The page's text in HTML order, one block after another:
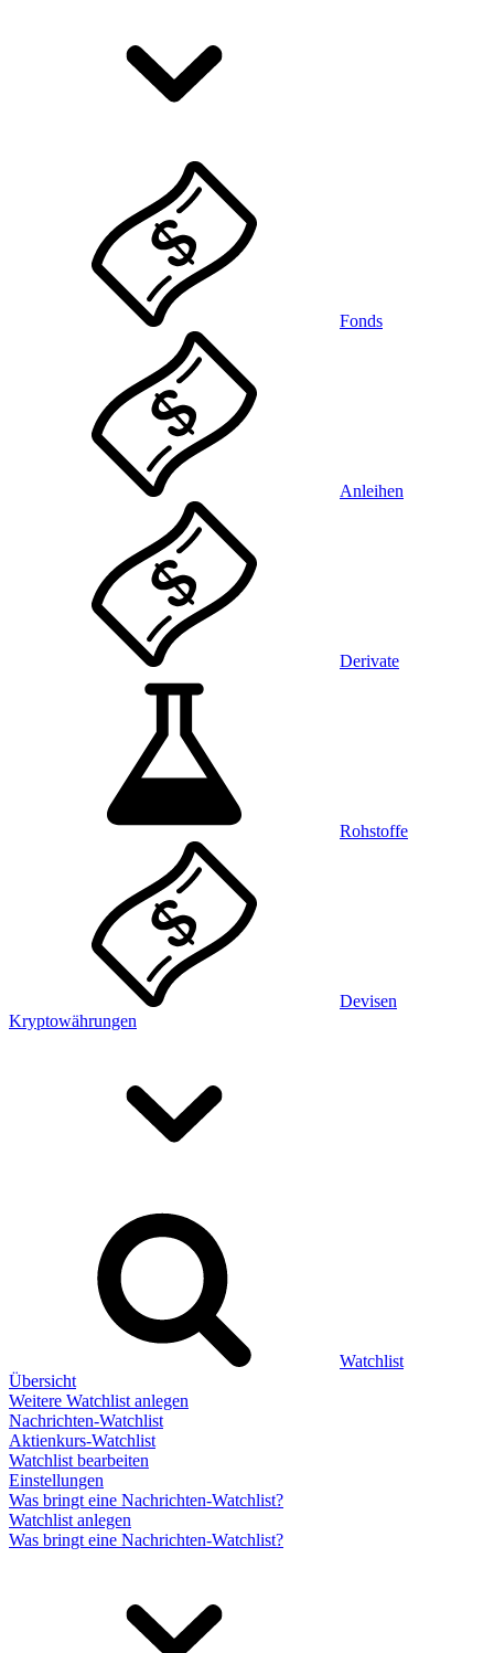
Fonds
Anleihen
Derivate
Rohstoffe
Devisen
Kryptowährungen
Watchlist
Übersicht
Weitere Watchlist anlegen
Nachrichten-Watchlist
Aktienkurs-Watchlist
Watchlist bearbeiten
Einstellungen
Was bringt eine Nachrichten-Watchlist?
Watchlist anlegen
Was bringt eine Nachrichten-Watchlist?